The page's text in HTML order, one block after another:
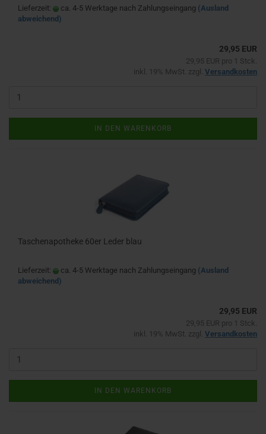
Lieferzeit: ca. 4-5 Werktage nach Zahlungseingang (Ausland
abweichend)
29,95 EUR
29,95 EUR pro 1 Stck.
inkl. 19% MwSt. zzgl. Versandkosten
IN DEN WARENKORB
Taschenapotheke 60er Leder blau
Lieferzeit: ca. 4-5 Werktage nach Zahlungseingang (Ausland
abweichend)
29,95 EUR
29,95 EUR pro 1 Stck.
inkl. 19% MwSt. zzgl. Versandkosten
IN DEN WARENKORB